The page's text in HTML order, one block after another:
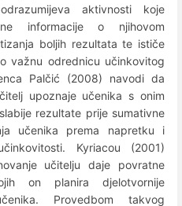
aktivnosti koje
informacije o njihovom
boljih rezultata te ističe
važnu odrednicu učinkovitog
Palčić (2008) navodi da
upoznaje učenika s onim
rezultate prije sumativne
učenika prema napretku i
Kyriacou (2001)
učitelju daje povratne
on planira djelotvornije
Provedbom takvog